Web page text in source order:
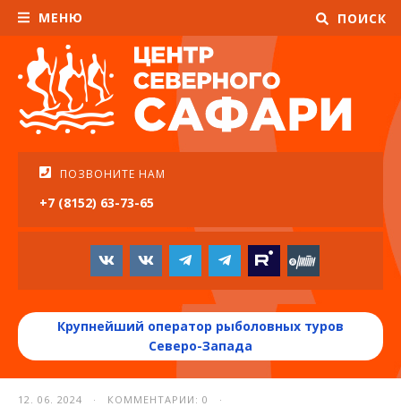
МЕНЮ ПОИСК
ПОЗВОНИТЕ НАМ
+7 (8152) 63-73-65
Крупнейший оператор рыболовных туров
Северо-Запада
12. 06. 2024 · КОММЕНТАРИИ: 0 ·